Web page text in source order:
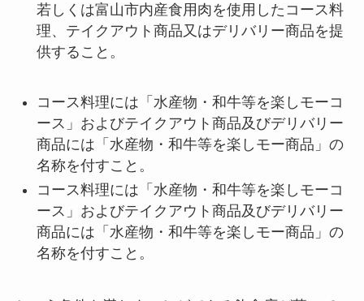
若しくは富山市内産食用肉を使用したコース料
理、テイクアウト商品又はデリバリー商品を提
供すること。
コース料理には「水産物・和牛等を楽しモーコ
ース」およびテイクアウト商品及びデリバリー
商品には「水産物・和牛等を楽しモー商品」の
名称を付すこと。
コース料理には「水産物・和牛等を楽しモーコ
ース」およびテイクアウト商品及びデリバリー
商品には「水産物・和牛等を楽しモー商品」の
名称を付すこと。